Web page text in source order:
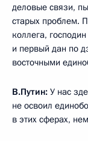
деловые связи,
старых проблем.
коллега,
и первый дан по
восточными
В.Путин: У нас
не освоил
в этих сферах,